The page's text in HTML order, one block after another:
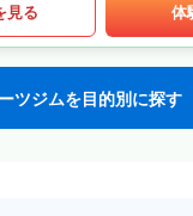
見る 体
ツジムを目的別に探す